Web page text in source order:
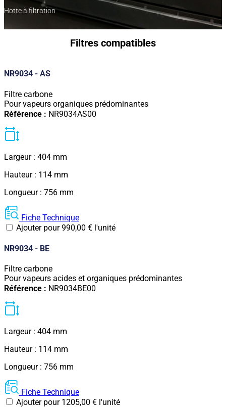
Hotte à filtration
Filtres compatibles
NR9034 - AS
Filtre carbone
Pour vapeurs organiques prédominantes
Référence : NR9034AS00
Largeur : 404 mm
Hauteur : 114 mm
Longueur : 756 mm
Fiche Technique
Ajouter pour990,00 € l'unité
NR9034 - BE
Filtre carbone
Pour vapeurs acides et organiques prédominantes
Référence : NR9034BE00
Largeur : 404 mm
Hauteur : 114 mm
Longueur : 756 mm
Fiche Technique
Ajouter pour 1205,00 € l'unité